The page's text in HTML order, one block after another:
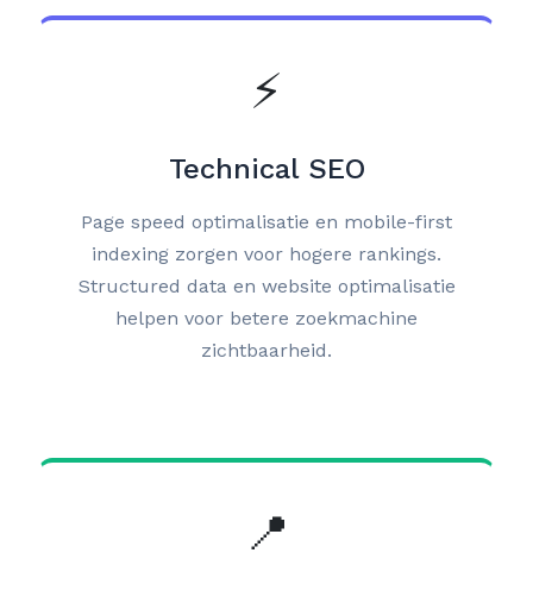
⚡
Technical SEO
Page speed optimalisatie en mobile-first
indexing zorgen voor hogere rankings.
Structured data en website optimalisatie
helpen voor betere zoekmachine
zichtbaarheid.
📍